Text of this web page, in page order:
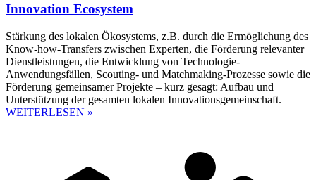
Innovation Ecosystem
Stärkung des lokalen Ökosystems, z.B. durch die Ermöglichung des
Know-how-Transfers zwischen Experten, die Förderung relevanter
Dienstleistungen, die Entwicklung von Technologie-
Anwendungsfällen, Scouting- und Matchmaking-Prozesse sowie die
Förderung gemeinsamer Projekte – kurz gesagt: Aufbau und
Unterstützung der gesamten lokalen Innovationsgemeinschaft.
WEITERLESEN »